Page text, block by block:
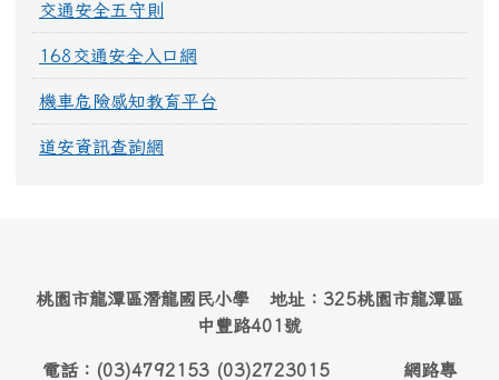
交通安全五守則
168交通安全入口網
機車危險感知教育平台
道安資訊查詢網
桃園市龍潭區潛龍國民小學 地址：325桃園市龍潭區
中豐路401號
電話：(03)4792153 (03)2723015 網路專